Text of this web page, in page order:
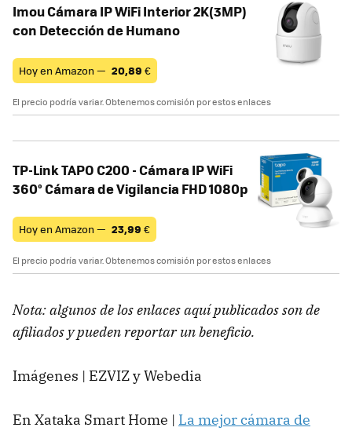
Imou Cámara IP WiFi Interior 2K(3MP)
con Detección de Humano
Hoy en Amazon — 20,89 €
El precio podría variar. Obtenemos comisión por estos enlaces
TP-Link TAPO C200 - Cámara IP WiFi
360° Cámara de Vigilancia FHD 1080p
Hoy en Amazon — 23,99 €
El precio podría variar. Obtenemos comisión por estos enlaces
Nota: algunos de los enlaces aquí publicados son de
afiliados y pueden reportar un beneficio.
Imágenes | EZVIZ y Webedia
En Xataka Smart Home | La mejor cámara de